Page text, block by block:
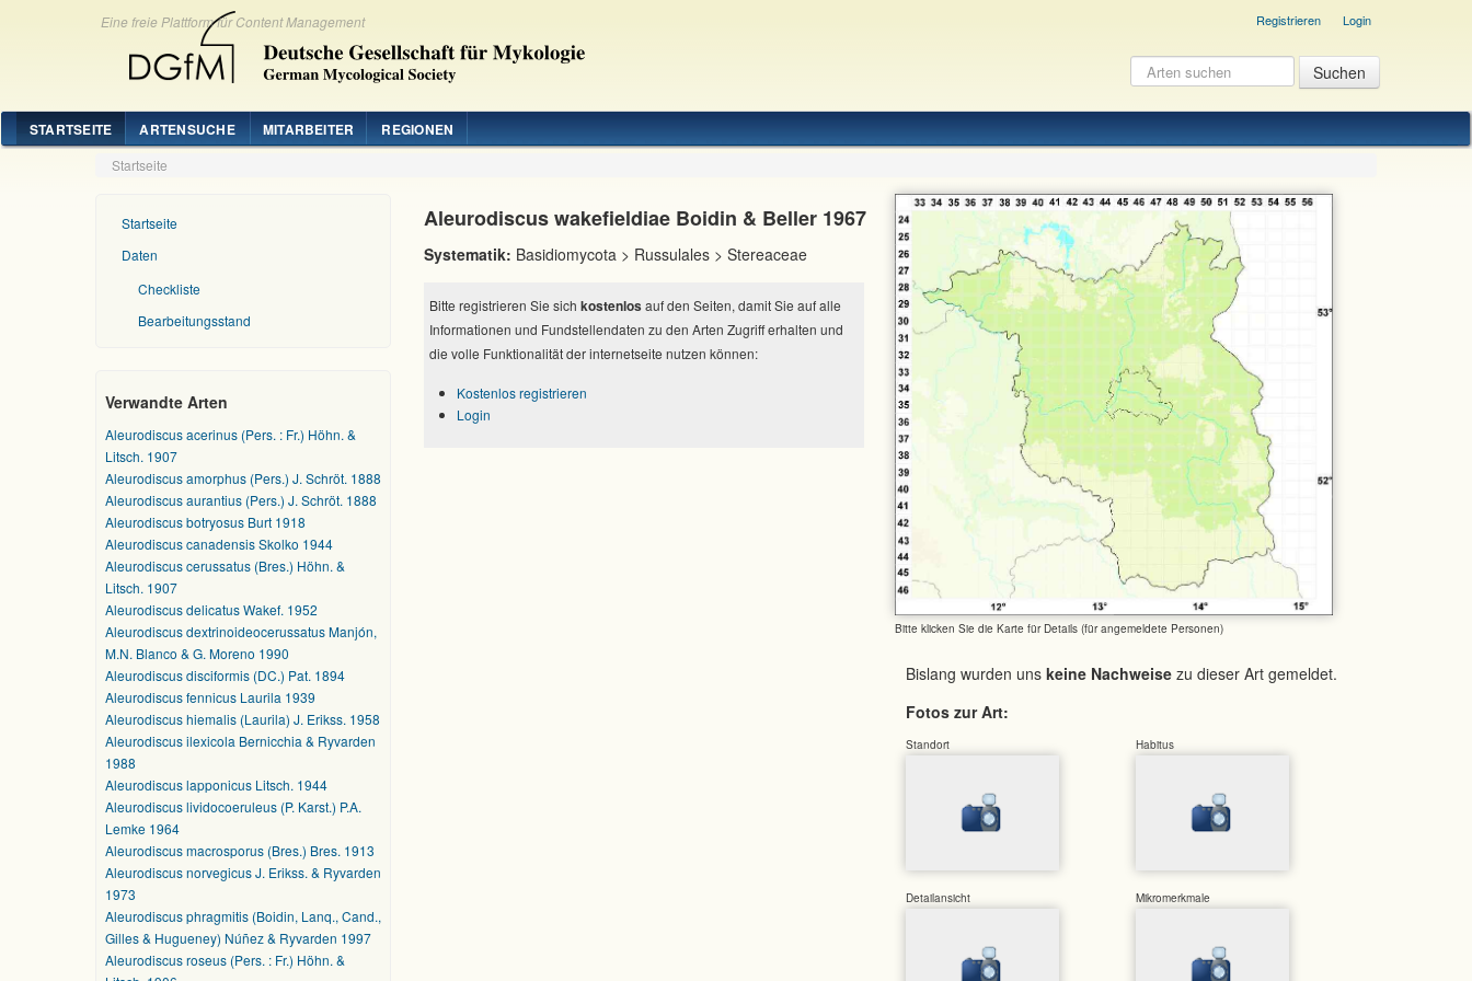
Eine freie Plattform für Content Management Registrieren Login
STARTSEITE ARTENSUCHE MITARBEITER REGIONEN
Startseite
Startseite
Daten
Checkliste
Bearbeitungsstand
Verwandte Arten
Aleurodiscus acerinus (Pers. : Fr.) Höhn. &
Litsch. 1907
Aleurodiscus amorphus (Pers.) J. Schröt. 1888
Aleurodiscus aurantius (Pers.) J. Schröt. 1888
Aleurodiscus botryosus Burt 1918
Aleurodiscus canadensis Skolko 1944
Aleurodiscus cerussatus (Bres.) Höhn. &
Litsch. 1907
Aleurodiscus delicatus Wakef. 1952
Aleurodiscus dextrinoideocerussatus Manjón,
M.N. Blanco & G. Moreno 1990
Aleurodiscus disciformis (DC.) Pat. 1894
Aleurodiscus fennicus Laurila 1939
Aleurodiscus hiemalis (Laurila) J. Erikss. 1958
Aleurodiscus ilexicola Bernicchia & Ryvarden
1988
Aleurodiscus lapponicus Litsch. 1944
Aleurodiscus lividocoeruleus (P. Karst.) P.A.
Lemke 1964
Aleurodiscus macrosporus (Bres.) Bres. 1913
Aleurodiscus norvegicus J. Erikss. & Ryvarden
1973
Aleurodiscus phragmitis (Boidin, Lanq., Cand.,
Gilles & Hugueney) Núñez & Ryvarden 1997
Aleurodiscus roseus (Pers. : Fr.) Höhn. &
Bitte klicken Sie die Karte für Details (für angemeldete Personen)
Bislang wurden uns keine Nachweise zu dieser Art gemeldet.
Fotos zur Art:
Standort Habitus
Detailansicht Mikromerkmale
Aleurodiscus wakefieldiae Boidin & Beller 1967
Systematik: Basidiomycota > Russulales > Stereaceae
Bitte registrieren Sie sich kostenlos auf den Seiten, damit Sie auf alle
Informationen und Fundstellendaten zu den Arten Zugriff erhalten und
die volle Funktionalität der internetseite nutzen können:
Kostenlos registrieren
Login